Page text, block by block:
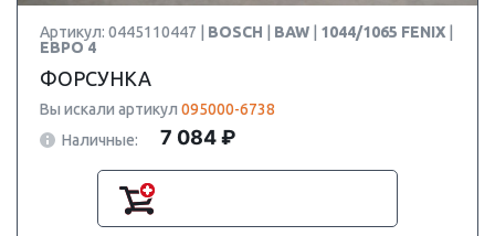
Артикул: 0445110447 | BOSCH BAW 1044/1065 FENIX
ЕВРО 4
ФОРСУНКА
Вы искали артикул 095000-6738
Наличные:
7 084 ₽